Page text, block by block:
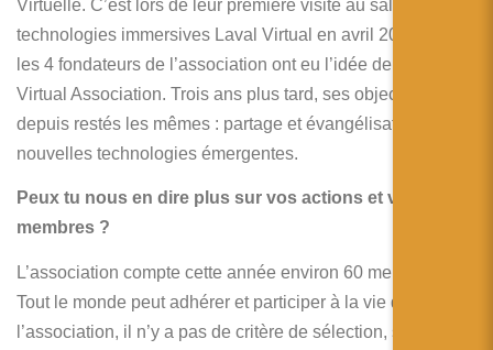
Virtuelle. C’est lors de leur première visite au salon des
technologies immersives Laval Virtual en avril 2014 que
les 4 fondateurs de l’association ont eu l’idée de créer la
Virtual Association. Trois ans plus tard, ses objectifs sont
depuis restés les mêmes : partage et évangélisation de ces
nouvelles technologies émergentes.
Peux tu nous en dire plus sur vos actions et vos
membres ?
L’association compte cette année environ 60 membres.
Tout le monde peut adhérer et participer à la vie de
l’association, il n’y a pas de critère de sélection, si ce n’est